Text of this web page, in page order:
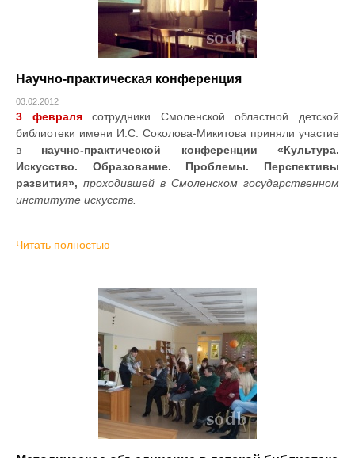
Научно-практическая конференция
03.02.2012
3 февралясотрудники Смоленской областной детской
библиотеки имени И.С. Соколова-Микитова приняли участие
в научно-практической конференции «Культура.
Искусство. Образование. Проблемы. Перспективы
развития», проходившей в Смоленском государственном
институте искусств.
Читать полностью